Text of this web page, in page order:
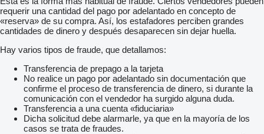
requerir una cantidad del pago por adelantado en concepto de
«reserva» de su compra. Así, los estafadores perciben grandes
cantidades de dinero y después desaparecen sin dejar huella.
Hay varios tipos de fraude, que detallamos:
Transferencia de prepago a la tarjeta
No realice un pago por adelantado sin documentación que
confirme el proceso de transferencia de dinero, si durante la
comunicación con el vendedor ha surgido alguna duda.
Transferencia a una cuenta «fiduciaria»
Dicha solicitud debe alarmarle, ya que en la mayoría de los
casos se trata de fraudes.